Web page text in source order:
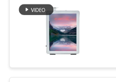
Macchina
profumo